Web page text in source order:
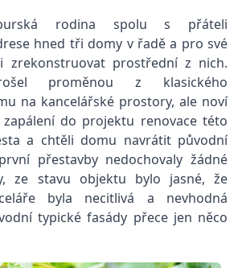
rodina spolu s přáteli
hned tři domy v řadě a pro své
zrekonstruovat prostřední z nich.
proměnou z klasického
na kancelářské prostory, ale noví
do projektu renovace této
a chtěli domu navrátit původní
přestavby nedochovaly žádné
ze stavu objektu bylo jasné, že
byla necitlivá a nevhodná
typické fasády přece jen něco